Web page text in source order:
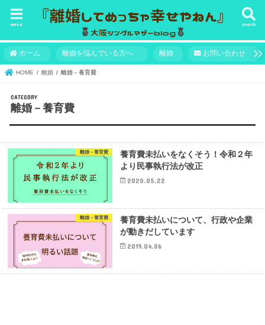
search
menu
ホーム 離婚を悩んでいる方へ 離婚 お問い合わせ
HOME 離婚 離婚－養育費
離婚－養育費
離婚－養育費
養育費未払いをなくそう！令和２年
より民事執行法が改正
2020.05.22
離婚－養育費
養育費未払いについて、行政や企業
が動きだしています
2019.04.06